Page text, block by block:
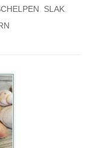
, SLAK,